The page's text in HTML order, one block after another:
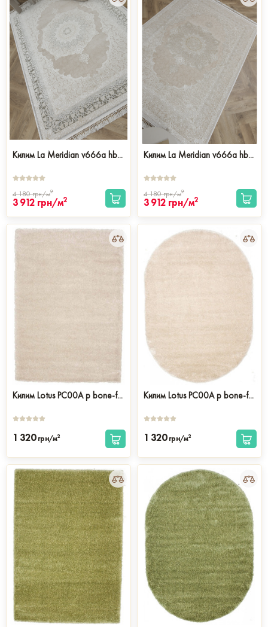
Килим La Meridian v666a hb...
4 180грн/м2
3 912 грн/м2
Килим La Meridian v666a hb...
4 180грн/м2
3 912 грн/м2
Килим Lotus PC00A p bone-f...
1 320 грн/м2
Килим Lotus PC00A p bone-f...
1 320 грн/м2